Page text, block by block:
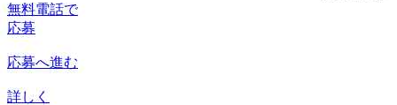
無料電話で
応募
応募へ進む
詳しく